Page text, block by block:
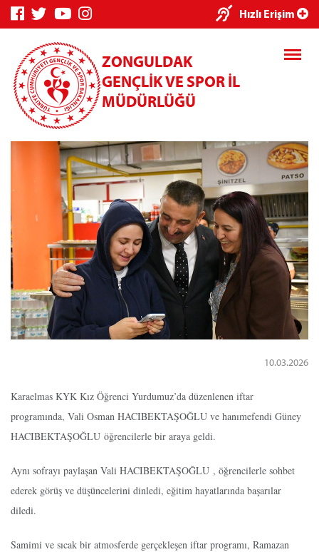
Hızlı Erişim
ZONGULDAK
GENÇLİK VE SPOR İL
MÜDÜRLÜĞÜ
10.03.2026
Karaelmas KYK Kız Öğrenci Yurdumuz’da düzenlenen iftar
programında, Vali Osman HACIBEKTAŞOĞLU ve hanımefendi Güney
HACIBEKTAŞOĞLU öğrencilerle bir araya geldi.
Aynı sofrayı paylaşan Vali HACIBEKTAŞOĞLU , öğrencilerle sohbet
ederek görüş ve düşüncelerini dinledi, eğitim hayatlarında başarılar
diledi.
Samimi ve sıcak bir atmosferde gerçekleşen iftar programı, Ramazan
×
Genç Bilgi
Sistemi
Spor Bilgi
Sistemi
Kredi/Yurt
İşlemleri
Kredi/Yurt E-
Ödeme